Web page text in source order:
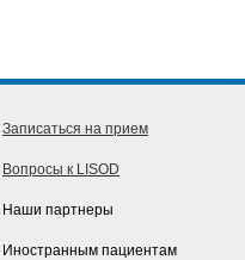
Записаться на прием
Вопросы к LISOD
Наши партнеры
Иностранным пациентам